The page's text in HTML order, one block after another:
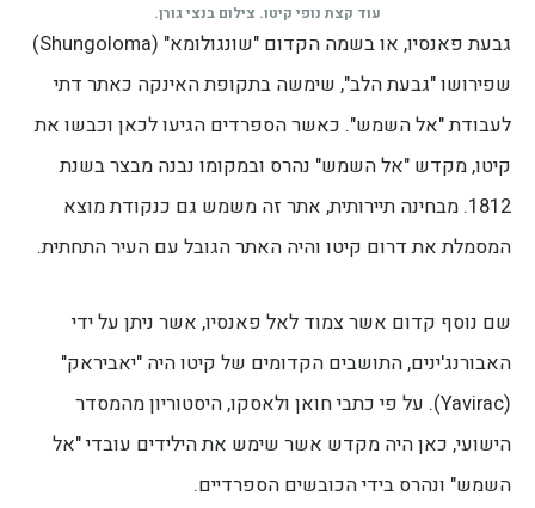
עוד קצת נופי קיטו. צילום בנצי גורן.
גבעת פאנסיו, או בשמה הקדום "שונגולומא" (Shungoloma)
שפירושו "גבעת הלב", שימשה בתקופת האינקה כאתר דתי
לעבודת "אל השמש". כאשר הספרדים הגיעו לכאן וכבשו את
קיטו, מקדש "אל השמש" נהרס ובמקומו נבנה מבצר בשנת
1812. מבחינה תיירותית, אתר זה משמש גם כנקודת מוצא
המסמלת את דרום קיטו והיה האתר הגובל עם העיר התחתית.
שם נוסף קדום אשר צמוד לאל פאנסיו, אשר ניתן על ידי
האבורנג'ינים, התושבים הקדומים של קיטו היה "יאביראק"
(Yavirac). על פי כתבי חואן ולאסקו, היסטוריון מהמסדר
הישועי, כאן היה מקדש אשר שימש את הילידים עובדי "אל
השמש" ונהרס בידי הכובשים הספרדיים.